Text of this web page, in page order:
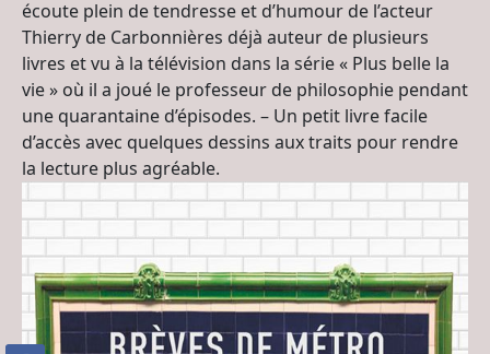
écoute plein de tendresse et d’humour de l’acteur
Thierry de Carbonnières déjà auteur de plusieurs
livres et vu à la télévision dans la série « Plus belle la
vie » où il a joué le professeur de philosophie pendant
une quarantaine d’épisodes. – Un petit livre facile
d’accès avec quelques dessins aux traits pour rendre
la lecture plus agréable.